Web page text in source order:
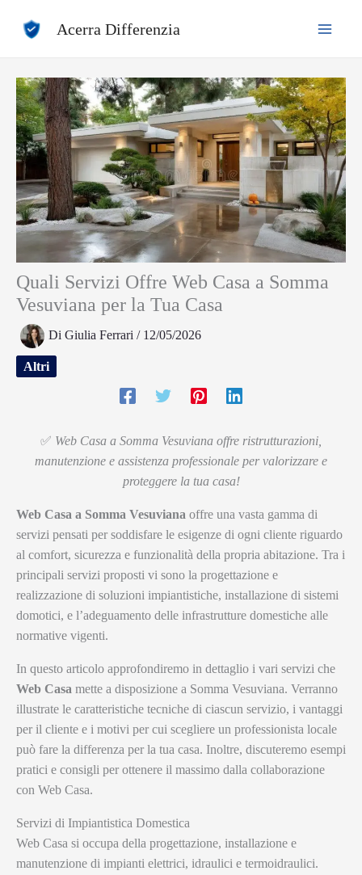
Acerra Differenzia
Quali Servizi Offre Web Casa a Somma
Vesuviana per la Tua Casa
Di Giulia Ferrari / 12/05/2026
Altri
✅ Web Casa a Somma Vesuviana offre ristrutturazioni,
manutenzione e assistenza professionale per valorizzare e
proteggere la tua casa!
Web Casa a Somma Vesuviana offre una vasta gamma di
servizi pensati per soddisfare le esigenze di ogni cliente riguardo
al comfort, sicurezza e funzionalità della propria abitazione. Tra i
principali servizi proposti vi sono la progettazione e
realizzazione di soluzioni impiantistiche, installazione di sistemi
domotici, e l’adeguamento delle infrastrutture domestiche alle
normative vigenti.
In questo articolo approfondiremo in dettaglio i vari servizi che
Web Casa mette a disposizione a Somma Vesuviana. Verranno
illustrate le caratteristiche tecniche di ciascun servizio, i vantaggi
per il cliente e i motivi per cui scegliere un professionista locale
può fare la differenza per la tua casa. Inoltre, discuteremo esempi
pratici e consigli per ottenere il massimo dalla collaborazione
con Web Casa.
Servizi di Impiantistica Domestica
Web Casa si occupa della progettazione, installazione e
manutenzione di impianti elettrici, idraulici e termoidraulici.